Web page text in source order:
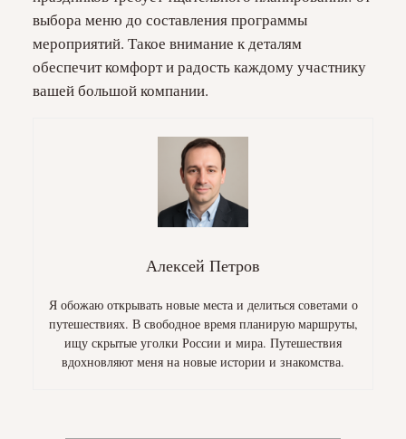
выбора меню до составления программы
мероприятий. Такое внимание к деталям
обеспечит комфорт и радость каждому участнику
вашей большой компании.
Алексей Петров
Я обожаю открывать новые места и делиться советами о
путешествиях. В свободное время планирую маршруты,
ищу скрытые уголки России и мира. Путешествия
вдохновляют меня на новые истории и знакомства.